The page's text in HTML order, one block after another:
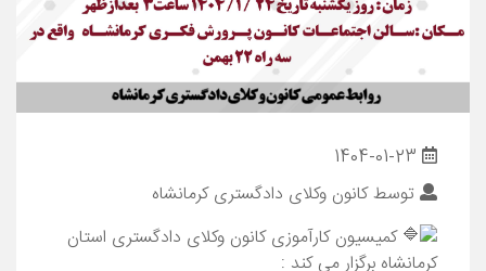
توسطکانون وکلای دادگستری کرمانشاه
کمیسیون کارآموزی کانون وکلای دادگستری استان
کرمانشاه برگزار می کند :